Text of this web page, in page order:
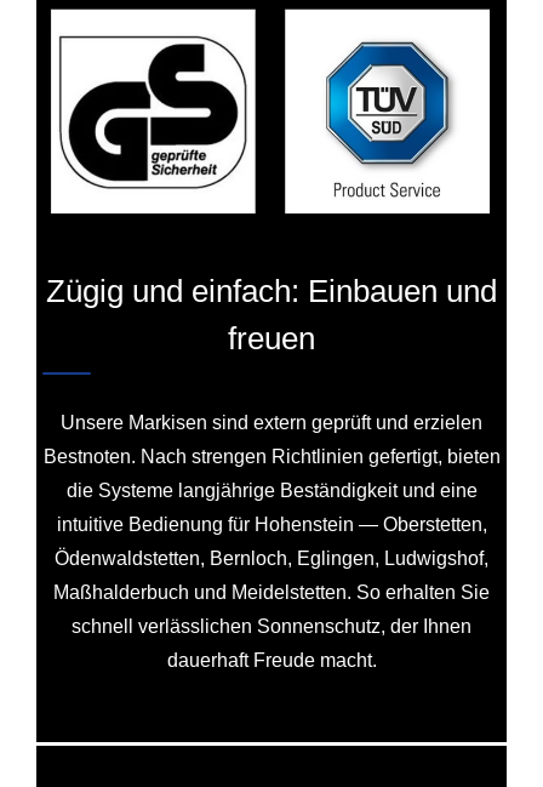
Zügig und einfach: Einbauen und
freuen
Unsere Markisen sind extern geprüft und erzielen
Bestnoten. Nach strengen Richtlinien gefertigt, bieten
die Systeme langjährige Beständigkeit und eine
intuitive Bedienung für Hohenstein — Oberstetten,
Ödenwaldstetten, Bernloch, Eglingen, Ludwigshof,
Maßhalderbuch und Meidelstetten. So erhalten Sie
schnell verlässlichen Sonnenschutz, der Ihnen
dauerhaft Freude macht.